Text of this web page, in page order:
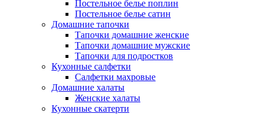
Постельное белье поплин
Постельное белье сатин
Домашние тапочки
Тапочки домашние женские
Тапочки домашние мужские
Тапочки для подростков
Кухонные салфетки
Салфетки махровые
Домашние халаты
Женские халаты
Кухонные скатерти